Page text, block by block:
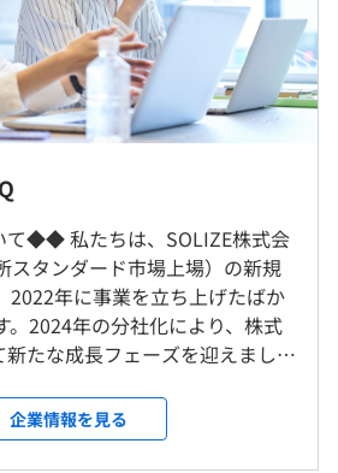
◆◆
開発】
システム）の開発
開発
ニア（オンプレ系/クラウド系/アプ
連＞
理システムの開発
ムの開発
及びテスト設計支援
先所在地も含まれます。
、愛知県を予定しています。
ございましたらお気軽にお申し付け
レワークを行う場所を含む）
を保証するものではありません）
制あり（コアタイム11:00～15:00）
30時間程度/月
）、年末年始休暇、夏季休暇、
・慶弔・出産・結婚・リフレッシュ
◆◆ 私たちは、SOLIZE株式会
スタンダード市場上場）の新規
2022年に事業を立ち上げたばか
。2024年の分社化により、株式
新たな成長フェーズを迎えまし
かし、品質の高いソフトウェア
の競争力を高める支援をしてい
企業情報を見る